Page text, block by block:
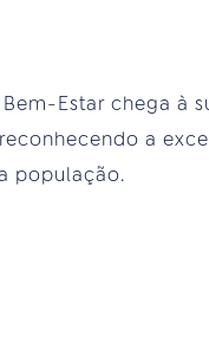
Estar chega à
a
população.